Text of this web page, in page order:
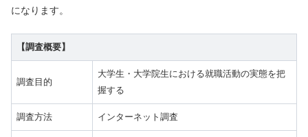
になります。
【調査概要】
調査目的
大学生・大学院生における就職活動の実態を把
握する
調査方法 インターネット調査